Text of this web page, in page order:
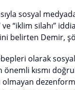
sosyal
“iklim silahı”
belirten Demir,
olarak
önemli kısmı
olmayan